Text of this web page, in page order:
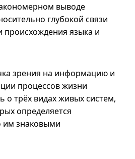
выводе
глубокой связи
языка и
зрения на информацию и
процессов жизни
о трёх видах живых систем,
определяется
им знаковыми